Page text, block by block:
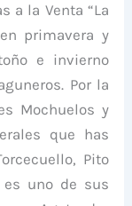
a la Venta “La
primavera y
e invierno
Por la
Mochuelos y
que has
Pito
es uno de sus